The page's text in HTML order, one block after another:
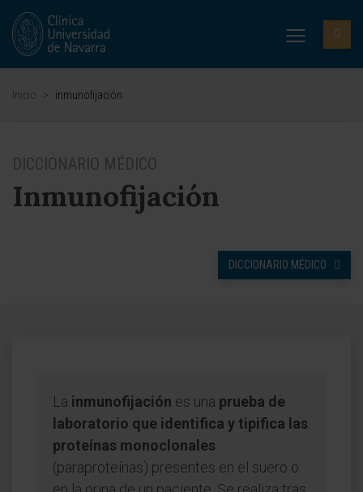
Inicio > inmunofijación
DICCIONARIO MÉDICO
Inmunofijación
DICCIONARIO MÉDICO
La inmunofijación es una prueba de
laboratorio que identifica y tipifica las
proteínas monoclonales
(paraproteínas) presentes en el suero o